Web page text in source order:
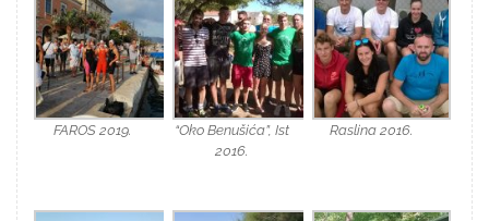
FAROS 2019.
“Oko Benušića”, Ist
2016.
Raslina 2016.